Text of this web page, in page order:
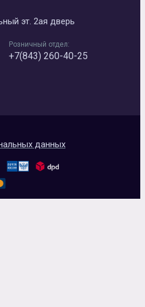
эт. 2ая дверь
Розничный отдел:
+7(843) 260-40-25
данных